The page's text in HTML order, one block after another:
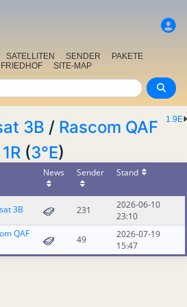
SATELLITEN SENDER
PAKETE
FRIEDHOF SITE-MAP
1.9E
3B / Rascom QAF
1R (3°E)
News Sender Stand
3B 231
2026-06-10
23:10
QAF
49
2026-07-19
15:47